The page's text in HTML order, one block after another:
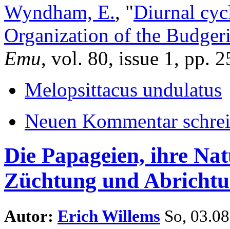
Wyndham, E., "Diurnal
Organization of the
Emu, vol. 80, issue 1, pp.
Melopsittacus undulatus
Neuen Kommentar
Die Papageien, ihre
Züchtung und
Autor: Erich Willems So,